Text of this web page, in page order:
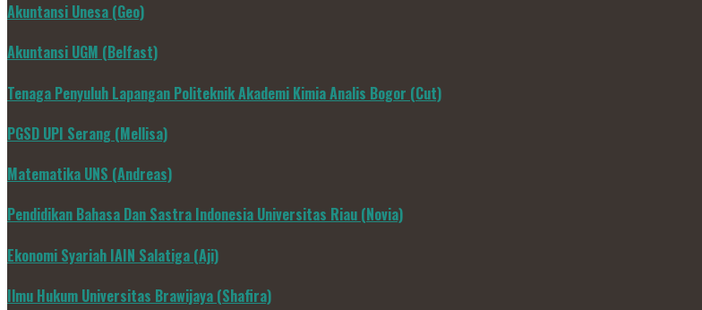
Akuntansi Unesa (Geo)
Akuntansi UGM (Belfast)
Tenaga Penyuluh Lapangan Politeknik Akademi Kimia Analis Bogor (Cut)
PGSD UPI Serang (Mellisa)
Matematika UNS (Andreas)
Pendidikan Bahasa Dan Sastra Indonesia Universitas Riau (Novia)
Ekonomi Syariah IAIN Salatiga (Aji)
Ilmu Hukum Universitas Brawijaya (Shafira)